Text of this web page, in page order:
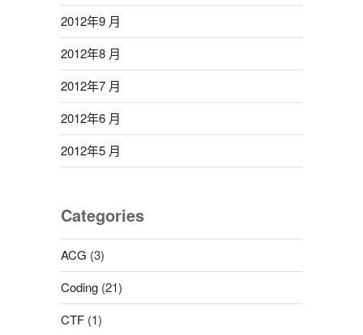
2012年9 月
2012年8 月
2012年7 月
2012年6 月
2012年5 月
Categories
ACG (3)
Coding(21)
CTF(1)